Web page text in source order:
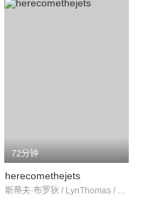
72分钟
herecomethejets
斯蒂夫·布罗狄 / LynThomas / MarkDana